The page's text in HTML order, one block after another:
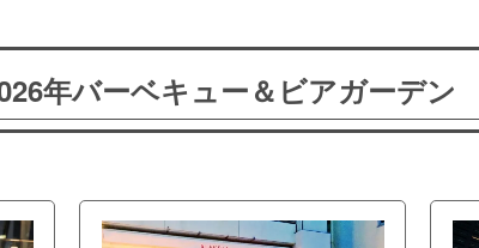
年バーベキュー＆ビアガーデン